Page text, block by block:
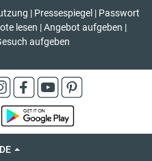
| Pressespiegel | Passwort
lesen | Angebot aufgeben |
aufgeben
DE